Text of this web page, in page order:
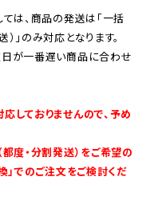
は、商品の発送は「一括
」のみ対応となります。
が一番遅い商品に合わせ
しておりませんので、予め
度・分割発送）をご希望の
」でのご注文をご検討くだ